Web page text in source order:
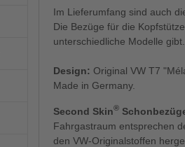
Im Lieferumfang sind auch
Die Bezüge für die
unterschiedliche Modelle gibt.
Design: Original VW T7
Made in Germany.
Second Skin®
Fahrgastraum entsprechen
den VW-Originalstoffen